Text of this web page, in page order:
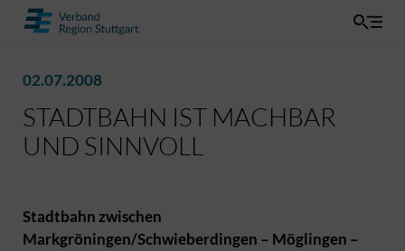
02.07.2008
STADTBAHN IST MACHBAR
UND SINNVOLL
Stadtbahn zwischen
Markgröningen/Schwieberdingen – Möglingen –